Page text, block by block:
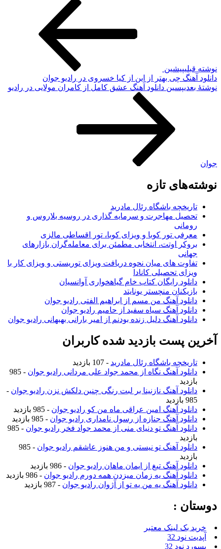
نوشته قبلیپیشین
دانلود آهنگ چی بهتر از این از کیا خسروی در رادیو جوان
نوشته‌ٔ بعدیپسین دانلود آهنگ عشق کامل از کامران مولایی در رادیو
جوان
نوشته‌های تازه
تاریخچه باشگاه رئال مادرید
تحصیل مهاجرت و سرمایه گذاری در روسیه بلاروس و
رومانی
معرفی تور کوبا و ویزای کوبا، تور اقساطی مالزی
بروکر اوتت، انتخابی مطمئن برای معامله‌گران بازارهای
جهانی
تفاوت های میان نحوه دریافت ویزای توریستی و ویزای کار با
ویزای تحصیلی کانادا
دانلود رایگان کتاب خام گیاهخواری آوانسیان
بازیکنان منچستر یونایتد
دانلود آهنگ من مسم از ابراهیم الفتی رادیو جوان
دانلود آهنگ سیاه سفید از حامیم رادیو جوان
دانلود آهنگ دلیل زنده بودنم از امیر بارانی بهبهانی رادیو جوان
آخرین پست بازدید شده کاربران
تاریخچه باشگاه رئال مادرید - 107 بازدید
دانلود آهنگ نگاه از محمد جواد علی مردانی رادیو جوان
- 985
بازدید
دانلود آهنگ نازنینا بر لبت رنگی چنین دلکش نزن رادیو جوان -
985 بازدید
دانلود آهنگ امین عراقی ماه من کو رادیو جوان - 985 بازدید
دانلود آهنگ جنازه از رسول نامداری رادیو جوان - 985 بازدید
دانلود آهنگ تو دنیای منی از محمد جواد فخر رادیو جوان
- 985
بازدید
دانلود آهنگ تو نیستی و من هنوز عاشقم رادیو جوان
- 985
بازدید
دانلود آهنگ تیغ از ایمان ماهان رادیو جوان - 986 بازدید
دانلود آهنگ یه زمان میزدن همه دورم رادیو جوان - 986 بازدید
دانلود آهنگ یه من یه تو از آژوان رادیو جوان - 987 بازدید
دوستان :
خرید بک لینک معتبر
آپدیت نود 32
پسورد نود 32